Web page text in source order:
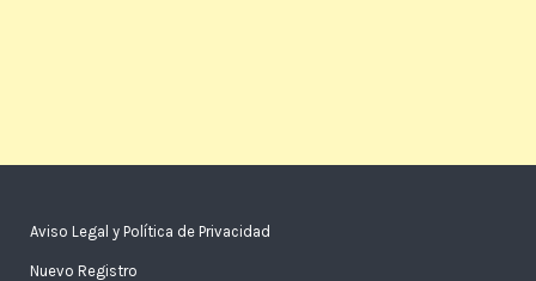
Aviso Legal y Política de Privacidad
Nuevo Registro